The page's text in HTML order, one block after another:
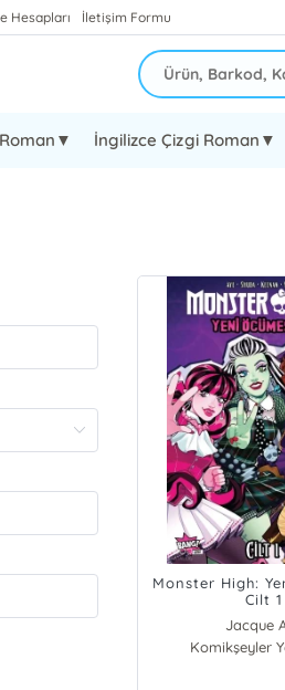
Hesapları İletişim Formu
İngilizce Çizgi Roman▼
Monster High:
Cilt 1
Jacque
Caroline
Komikşeyler